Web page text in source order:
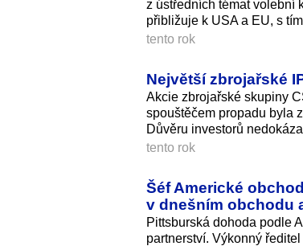
z ústředních témat volební
přibližuje k USA a EU, s
tento rok
Největší zbrojařské
Akcie zbrojařské skupiny
spouštěčem propadu byla
Důvěru investorů
tento rok
Šéf Americké
v dnešním obchodu
Pittsburská dohoda podle
partnerství. Výkonný